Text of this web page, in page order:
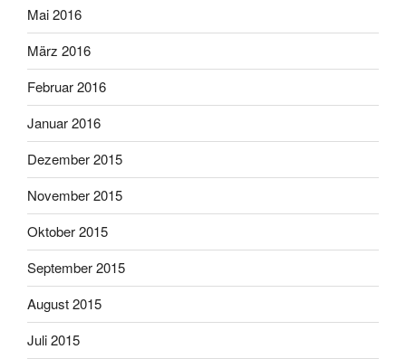
Mai 2016
März 2016
Februar 2016
Januar 2016
Dezember 2015
November 2015
Oktober 2015
September 2015
August 2015
Juli 2015